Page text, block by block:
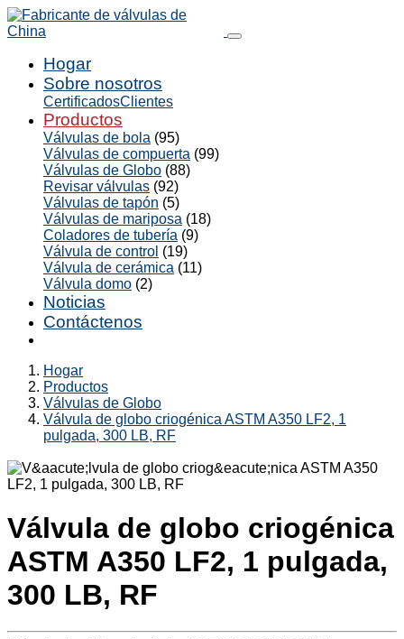
Hogar
Sobre nosotros
CertificadosClientes
Productos
Válvulas de bola (95)
Válvulas de compuerta (99)
Válvulas de Globo (88)
Revisar válvulas (92)
Válvulas de tapón (5)
Válvulas de mariposa (18)
Coladores de tubería (9)
Válvula de control (19)
Válvula de cerámica (11)
Válvula domo (2)
Noticias
Contáctenos
Hogar
Productos
Válvulas de Globo
Válvula de globo criogénica ASTM A350 LF2, 1
pulgada, 300 LB, RF
Válvula de globo criogénica
ASTM A350 LF2, 1 pulgada,
300 LB, RF